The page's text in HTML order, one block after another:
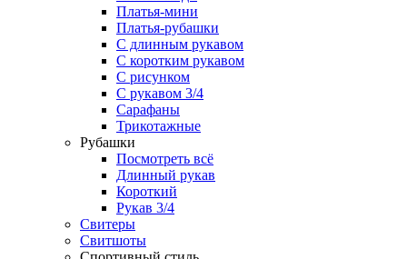
Платья-мини
Платья-рубашки
С длинным рукавом
С коротким рукавом
С рисунком
С рукавом 3/4
Сарафаны
Трикотажные
Рубашки
Посмотреть всё
Длинный рукав
Короткий
Рукав 3/4
Свитеры
Свитшоты